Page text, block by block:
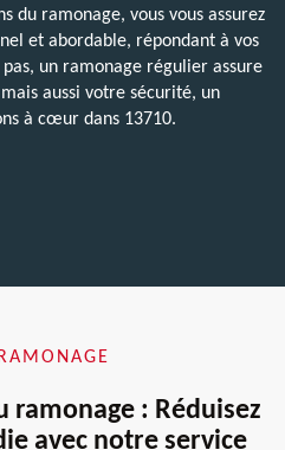
du ramonage, vous vous assurez
et abordable, répondant à vos
un ramonage régulier assure
aussi votre sécurité, un
à cœur dans 13710.
ramonage : Réduisez
avec notre service